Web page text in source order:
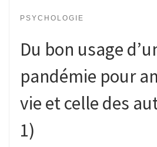
PSYCHOLOGIE
Du bon usage
pandémie pour
vie et celle des
1)